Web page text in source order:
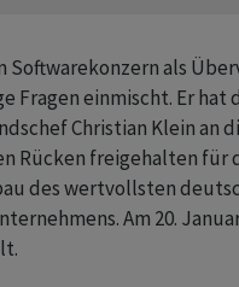
als
Fragen einmischt. Er hat
Christian Klein an
Rücken freigehalten für
des wertvollsten
Am 20.